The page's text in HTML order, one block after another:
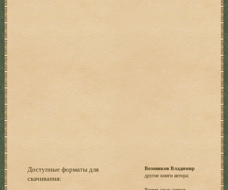
Доступные форматы для
скачивания:
Возовиков Владимир
другие книги автора: